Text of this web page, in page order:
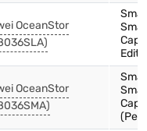
OceanStor
OceanStor
(Per